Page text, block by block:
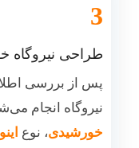
3
طراحی نیروگاه
پس از بررسی
نیروگاه انجام
خورشیدی، نوع